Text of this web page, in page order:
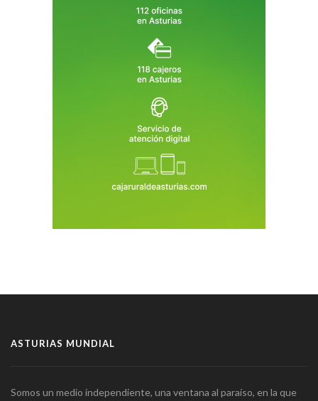
ASTURIAS MUNDIAL
Somos un medio independiente, una ventana al paraíso, en la que